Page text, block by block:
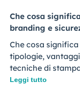
Che cosa
branding e
Che cosa
tipologie,
tecniche di
Leggi tutto